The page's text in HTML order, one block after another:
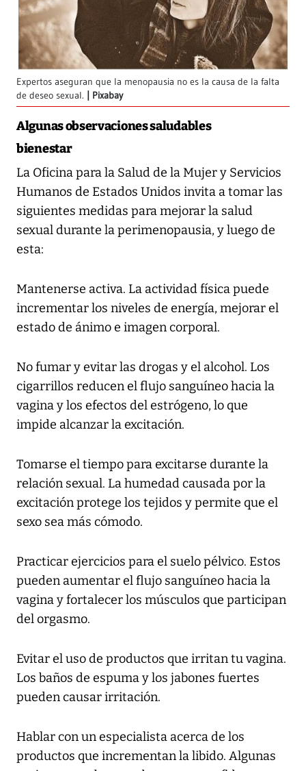
Expertos aseguran que la menopausia no es la causa de la falta
de deseo sexual.
Pixabay
Algunas observaciones saludables
bienestar
La Oficina para la Salud de la Mujer y Servicios
Humanos de Estados Unidos invita a tomar las
siguientes medidas para mejorar la salud
sexual durante la perimenopausia, y luego de
esta:
Mantenerse activa. La actividad física puede
incrementar los niveles de energía, mejorar el
estado de ánimo e imagen corporal.
No fumar y evitar las drogas y el alcohol. Los
cigarrillos reducen el flujo sanguíneo hacia la
vagina y los efectos del estrógeno, lo que
impide alcanzar la excitación.
Tomarse el tiempo para excitarse durante la
relación sexual. La humedad causada por la
excitación protege los tejidos y permite que el
sexo sea más cómodo.
Practicar ejercicios para el suelo pélvico. Estos
pueden aumentar el flujo sanguíneo hacia la
vagina y fortalecer los músculos que participan
del orgasmo.
Evitar el uso de productos que irritan tu vagina.
Los baños de espuma y los jabones fuertes
pueden causar irritación.
Hablar con un especialista acerca de los
productos que incrementan la libido. Algunas